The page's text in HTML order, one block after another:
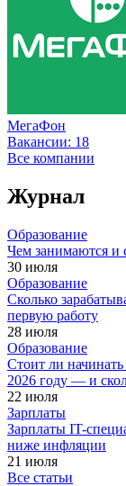
МегаФон
Вакансии: 18
Все компании
Журнал
Образование
Чем занимаются и
30 июля
Образование
Сколько
первую работу
28 июля
Образование
Стоит ли
2026 году — и
22 июля
Зарплаты
Зарплаты IT-
ниже инфляции
21 июля
Все статьи